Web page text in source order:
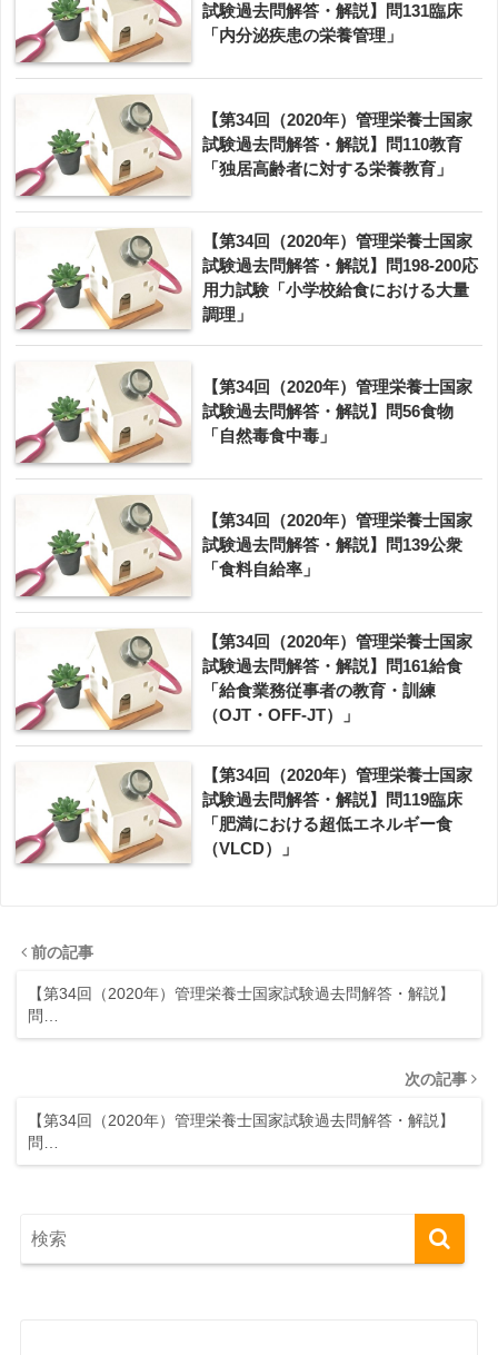
試験過去問解答・解説】問131臨床
「内分泌疾患の栄養管理」
【第34回（2020年）管理栄養士国家
試験過去問解答・解説】問110教育
「独居高齢者に対する栄養教育」
【第34回（2020年）管理栄養士国家
試験過去問解答・解説】問198-200応
用力試験「小学校給食における大量
調理」
【第34回（2020年）管理栄養士国家
試験過去問解答・解説】問56食物
「自然毒食中毒」
【第34回（2020年）管理栄養士国家
試験過去問解答・解説】問139公衆
「食料自給率」
【第34回（2020年）管理栄養士国家
試験過去問解答・解説】問161給食
「給食業務従事者の教育・訓練
（OJT・OFF-JT）」
【第34回（2020年）管理栄養士国家
試験過去問解答・解説】問119臨床
「肥満における超低エネルギー食
（VLCD）」
前の記事
【第34回（2020年）管理栄養士国家試験過去問解答・解説】
問…
次の記事
【第34回（2020年）管理栄養士国家試験過去問解答・解説】
問…